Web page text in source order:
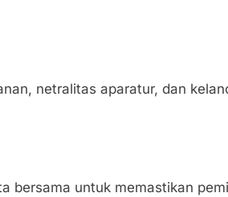
netralitas aparatur, dan
bersama untuk memastikan